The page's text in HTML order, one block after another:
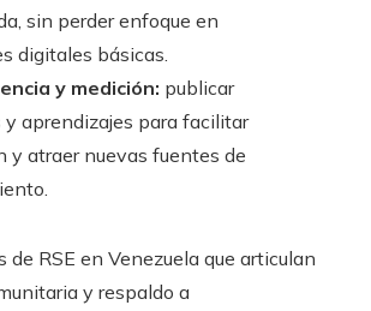
sin perder enfoque en
digitales básicas.
y medición: publicar
y aprendizajes para facilitar
y atraer nuevas fuentes de
de RSE en Venezuela que articulan
y respaldo a